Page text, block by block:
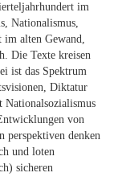
im
Nationalismus,
im alten Gewand,
Die Texte kreisen
ist das Spektrum
Diktatur
Nationalsozialismus
von
perspektiven denken
und loten
sicheren